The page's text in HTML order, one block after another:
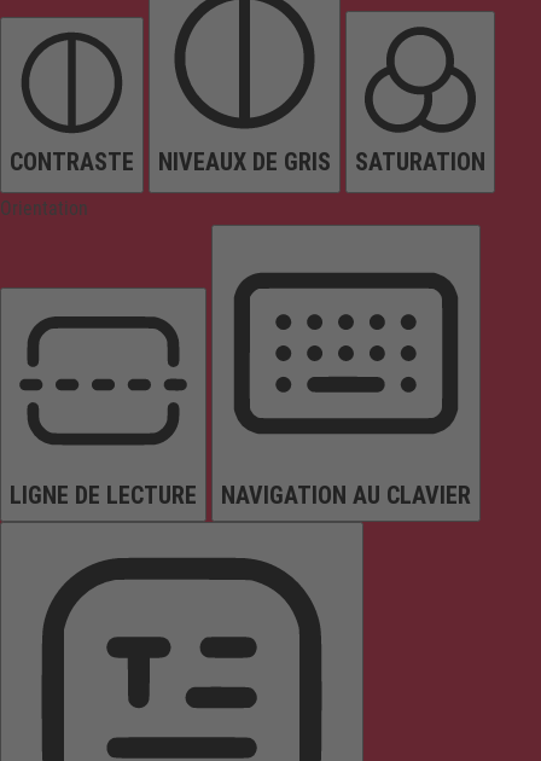
CONTRASTE NIVEAUX DE GRIS SATURATION
Orientation
LIGNE DE LECTURE NAVIGATION AU CLAVIER